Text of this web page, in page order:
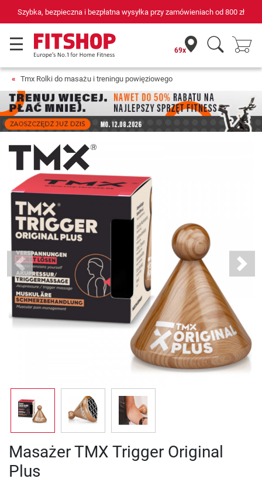
wysyłka przy zamówieniach od 800 zł 69 sklepów fitness i
69x
Tmx Rolki do masażu i treningu powięziowego
Previous Next
Masażer TMX Trigger Original
Plus